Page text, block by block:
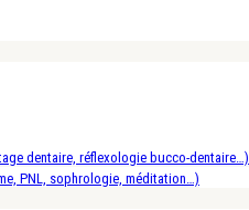
dentaire, réflexologie bucco-dentaire…)
PNL, sophrologie, méditation…)